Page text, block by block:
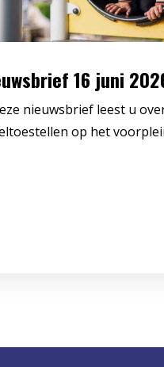
16 juni
nieuwsbrief leest u
op het